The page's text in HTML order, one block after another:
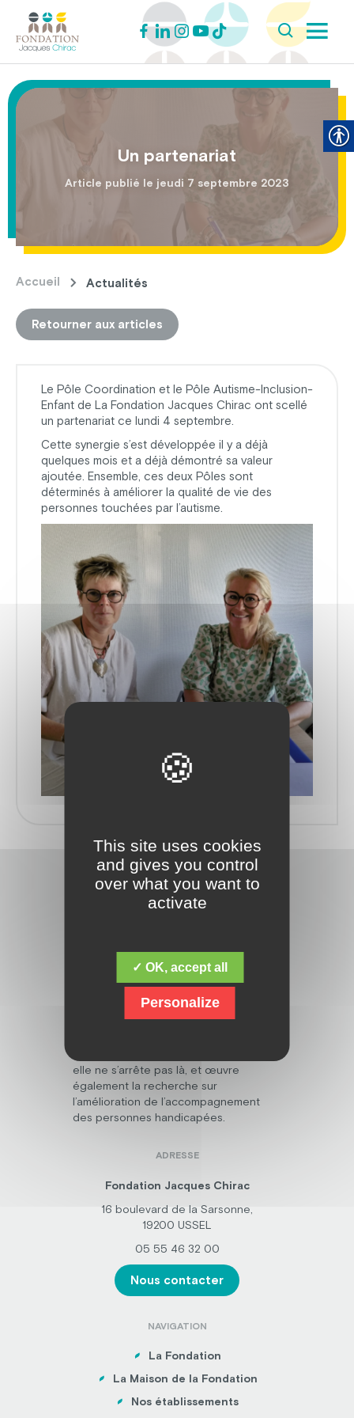
Un partenariat
Article publié le jeudi 7 septembre 2023
Accueil Actualités
Retourner aux articles
Le Pôle Coordination et le Pôle Autisme-Inclusion-
Enfant de La Fondation Jacques Chirac ont scellé
un partenariat ce lundi 4 septembre.
Cette synergie s’est développée il y a déjà
quelques mois et a déjà démontré sa valeur
ajoutée. Ensemble, ces deux Pôles sont
déterminés à améliorer la qualité de vie des
personnes touchées par l’autisme.
Découvrez la fondation Jacques Chirac,
dont la mission fondamentale est de
répondre aux besoins des personnes
en situation de handicap mental,
elle ne s’arrête pas là, et œuvre
également la recherche sur
l’amélioration de l’accompagnement
des personnes handicapées.
ADRESSE
Fondation Jacques Chirac
16 boulevard de la Sarsonne,
19200 USSEL
05 55 46 32 00
Nous contacter
NAVIGATION
La Fondation
La Maison de la Fondation
Nos établissements
This site uses cookies
and gives you control
over what you want to
activate
✓ OK, accept all
Personalize